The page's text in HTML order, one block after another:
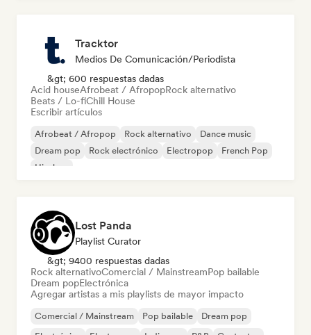
Tracktor
Medios De Comunicación/Periodista
&gt; 600 respuestas dadas
Acid houseAfrobeat / AfropopRock alternativo
Beats / Lo-fiChill House
Escribir artículos
Afrobeat / Afropop Rock alternativo
Dance music
Dream pop
Rock electrónico Electropop
French Pop
Hip-hop
Lost Panda
Playlist Curator
&gt; 9400 respuestas dadas
Rock alternativoComercial / MainstreamPop bailable
Dream popElectrónica
Agregar artistas a mis playlists de mayor impacto
Comercial / Mainstream Pop bailable
Dream pop